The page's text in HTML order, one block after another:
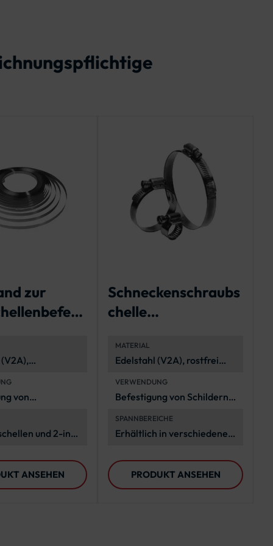
zur
von
und 2-in-
ANSEHEN
Schneckenschraubs
chelle
160 mm
MATERIAL
Edelstahl (V2A), rostfrei
VERWENDUNG
Befestigung von Schildern
SPANNBEREICHE
Erhältlich in verschiedenen
160 mm Ø
PRODUKT ANSEHEN